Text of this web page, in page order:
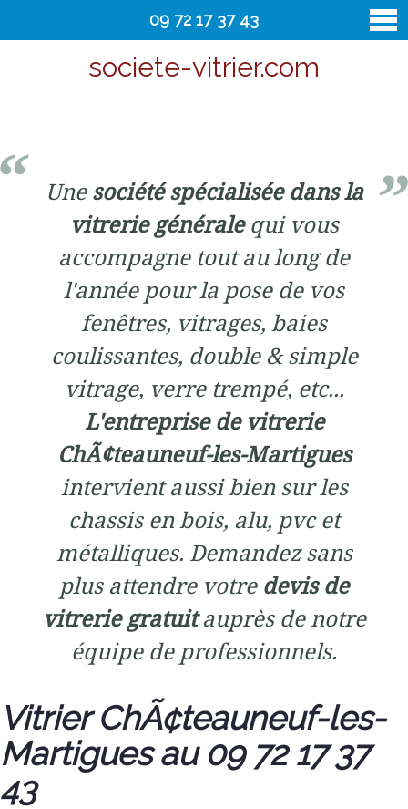
09 72 17 37 43
societe-vitrier.com
Unesociété spécialisée dans la
vitrerie généralequi vous
accompagne tout au long de
l'année pour la pose de vos
fenêtres, vitrages, baies
coulissantes, double & simple
vitrage, verre trempé, etc...
L'entreprise de vitrerie
ChÃ¢teauneuf-les-Martigues
intervient aussi bien sur les
chassis en bois, alu, pvc et
métalliques. Demandez sans
plus attendre votre devis de
vitrerie gratuitauprès de notre
équipe de professionnels.
Vitrier ChÃ¢teauneuf-les-
Martigues au 09 72 17 37
43